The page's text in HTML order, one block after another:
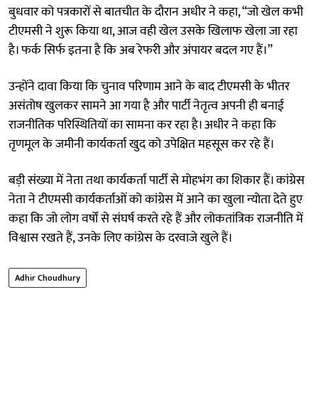
बुधवार को पत्रकारों से बातचीत के दौरान अधीर ने कहा, “जो खेल कभी
टीएमसी ने शुरू किया था, आज वही खेल उसके खिलाफ खेला जा रहा
है। फर्क सिर्फ इतना है कि अब रेफरी और अंपायर बदल गए हैं।”
उन्होंने दावा किया कि चुनाव परिणाम आने के बाद टीएमसी के भीतर
असंतोष खुलकर सामने आ गया है और पार्टी नेतृत्व अपनी ही बनाई
राजनीतिक परिस्थितियों का सामना कर रहा है। अधीर ने कहा कि
तृणमूल के जमीनी कार्यकर्ता खुद को उपेक्षित महसूस कर रहे हैं।
बड़ी संख्या में नेता तथा कार्यकर्ता पार्टी से मोहभंग का शिकार हैं। कांग्रेस
नेता ने टीएमसी कार्यकर्ताओं को कांग्रेस में आने का खुला न्योता देते हुए
कहा कि जो लोग वर्षों से संघर्ष करते रहे हैं और लोकतांत्रिक राजनीति में
विश्वास रखते हैं, उनके लिए कांग्रेस के दरवाजे खुले हैं।
Adhir Choudhury